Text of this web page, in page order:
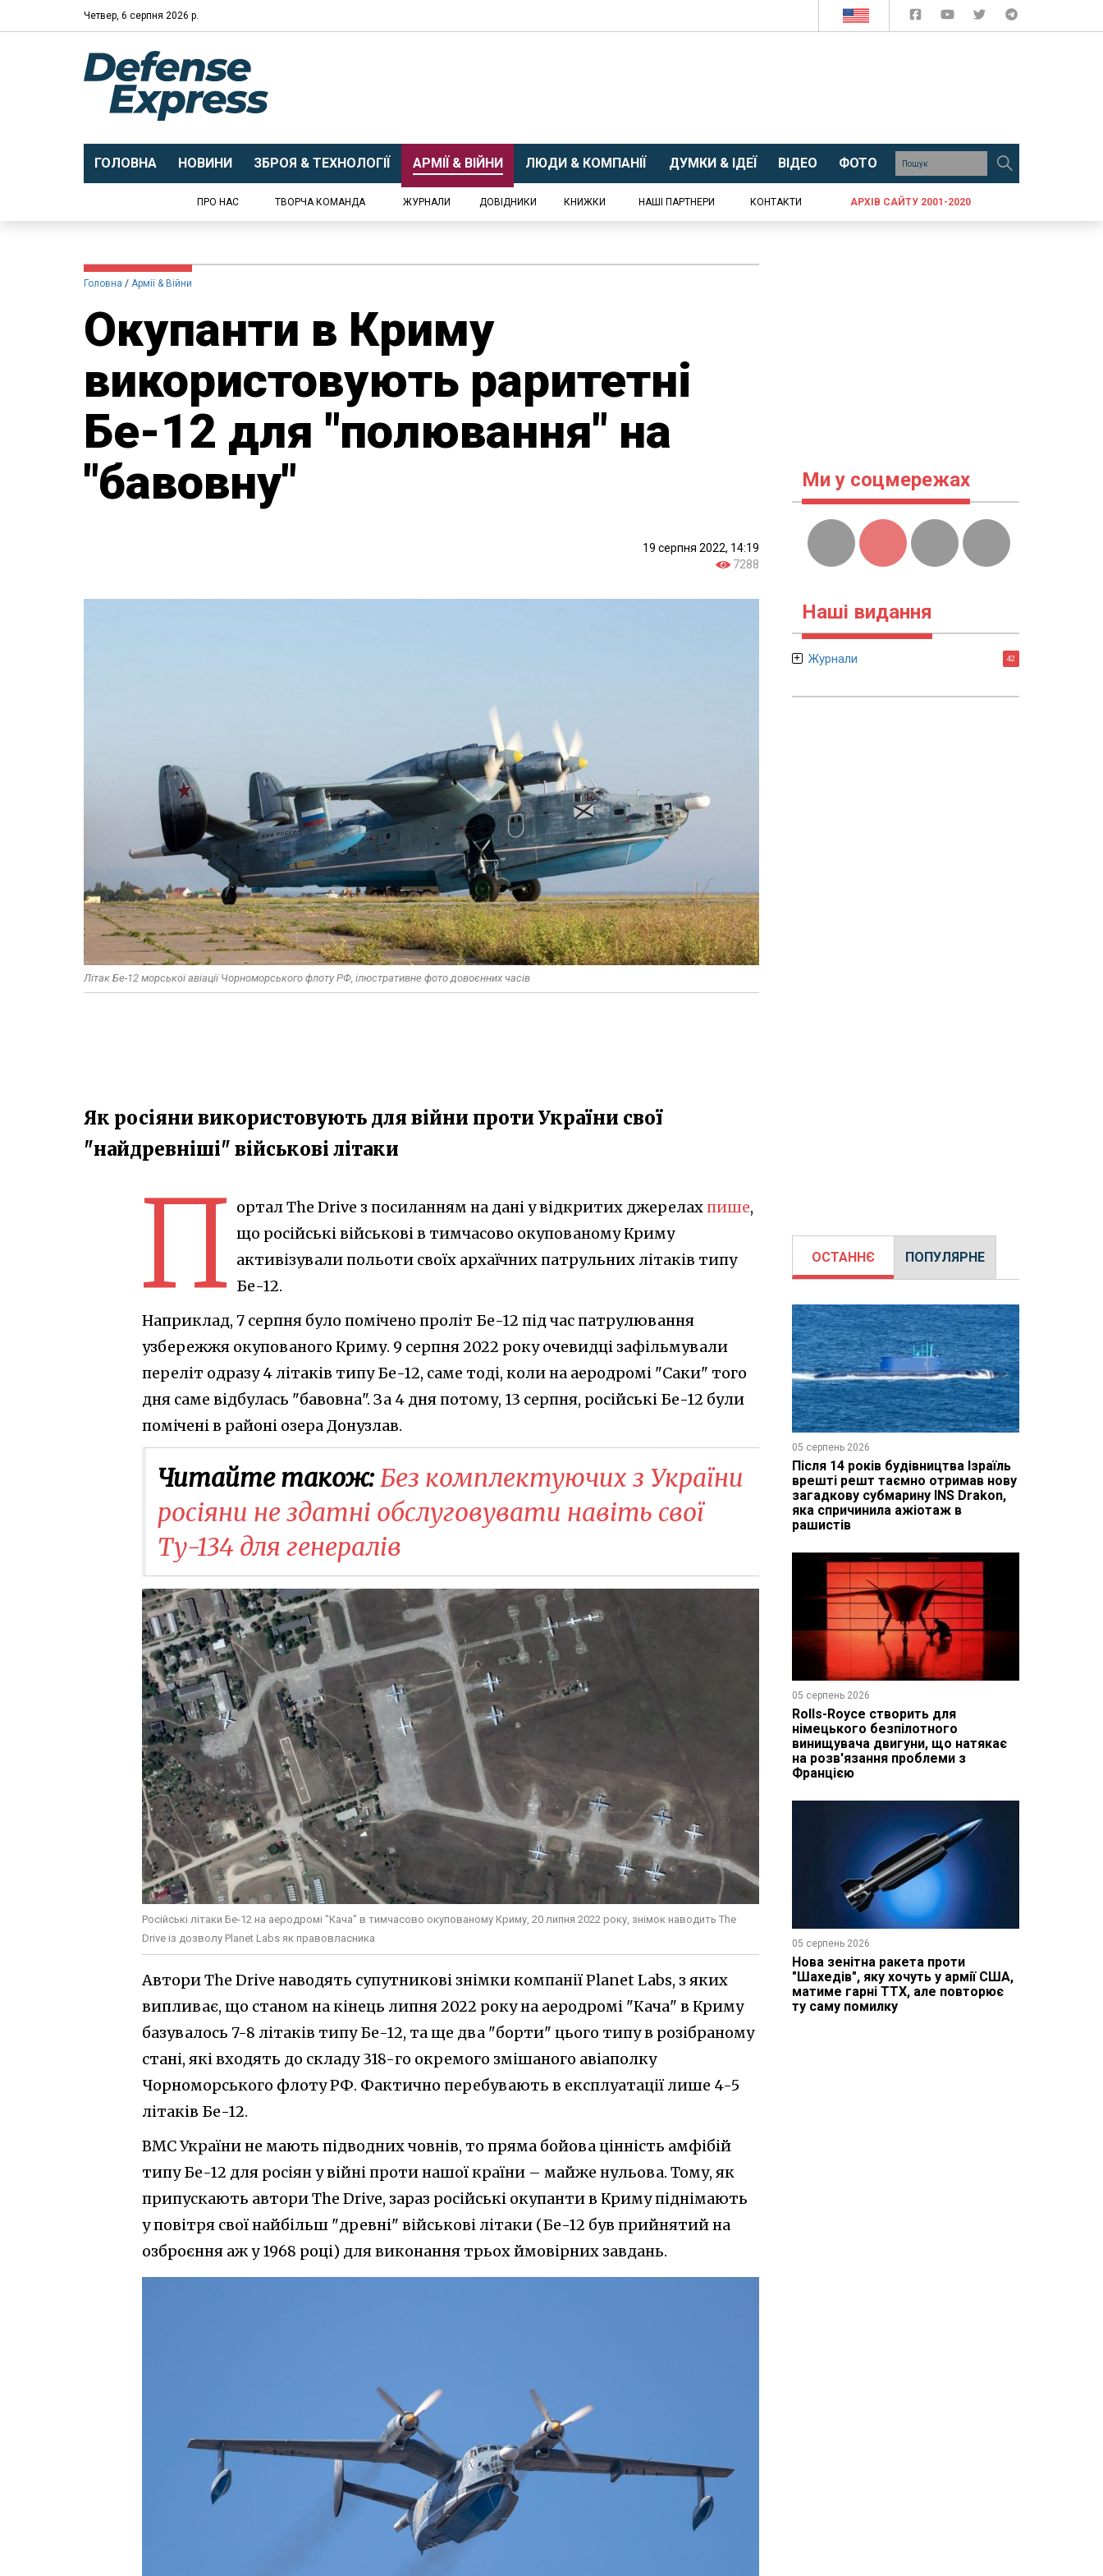
Четвер, 6 серпня 2026 р.
ГОЛОВНА НОВИНИ ЗБРОЯ & ТЕХНОЛОГІЇ АРМІЇ & ВІЙНИ ЛЮДИ & КОМПАНІЇ ДУМКИ & ІДЕЇ ВІДЕО ФОТО
ПРО НАС ТВОРЧА КОМАНДА ЖУРНАЛИ ДОВІДНИКИ КНИЖКИ НАШІ ПАРТНЕРИ КОНТАКТИ АРХІВ САЙТУ 2001-2020
Головна Армії & Війни
Окупанти в Криму
використовують раритетні
Бе-12 для "полювання" на
"бавовну"
19 серпня 2022, 14:19
7288
Літак Бе-12 морської авіації Чорноморського флоту РФ, ілюстративне фото довоєнних часів
Як росіяни використовують для війни проти України свої
"найдревніші" військові літаки
П ортал The Drive з посиланням на дані у відкритих джерелахпише,
що російські військові в тимчасово окупованому Криму
активізували польоти своїх архаїчних патрульних літаків типу
Бе-12.
Наприклад, 7 серпня було помічено проліт Бе-12 під час патрулювання
узбережжя окупованого Криму. 9 серпня 2022 року очевидці зафільмували
переліт одразу 4 літаків типу Бе-12, саме тоді, коли на аеродромі "Саки" того
дня саме відбулась "бавовна". За 4 дня потому, 13 серпня, російські Бе-12 були
помічені в районі озера Донузлав.
Читайте також:Без комплектуючих з України
росіяни не здатні обслуговувати навіть свої
Ту-134 для генералів
Російські літаки Бе-12 на аеродромі "Кача" в тимчасово окупованому Криму, 20 липня 2022 року, знімок наводить The
Drive із дозволу Planet Labs як правовласника
Автори The Drive наводять супутникові знімки компанії Planet Labs, з яких
випливає, що станом на кінець липня 2022 року на аеродромі "Кача" в Криму
базувалось 7-8 літаків типу Бе-12, та ще два "борти" цього типу в розібраному
стані, які входять до складу 318-го окремого змішаного авіаполку
Чорноморського флоту РФ. Фактично перебувають в експлуатації лише 4-5
літаків Бе-12.
ВМС України не мають підводних човнів, то пряма бойова цінність амфібій
типу Бе-12 для росіян у війні проти нашої країни – майже нульова. Тому, як
припускають автори The Drive, зараз російські окупанти в Криму піднімають
у повітря свої найбільш "древні" військові літаки (Бе-12 був прийнятий на
озброєння аж у 1968 році) для виконання трьох ймовірних завдань.
Ми у соцмережах
Наші видання
Журнали 42
ОСТАННЄ ПОПУЛЯРНЕ
05 серпень 2026
Після 14 років будівництва Ізраїль
врешті решт таємно отримав нову
загадкову субмарину INS Drakon,
яка спричинила ажіотаж в
рашистів
05 серпень 2026
Rolls-Royce створить для
німецького безпілотного
винищувача двигуни, що натякає
на розв'язання проблеми з
Францією
05 серпень 2026
Нова зенітна ракета проти
"Шахедів", яку хочуть у армії США,
матиме гарні ТТХ, але повторює
ту саму помилку